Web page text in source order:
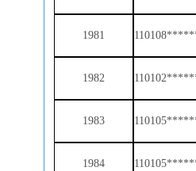
1981
1982
1983
1984